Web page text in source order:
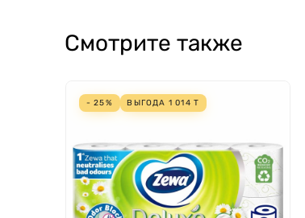
Смотрите также
- 25% ВЫГОДА 1 014 Т